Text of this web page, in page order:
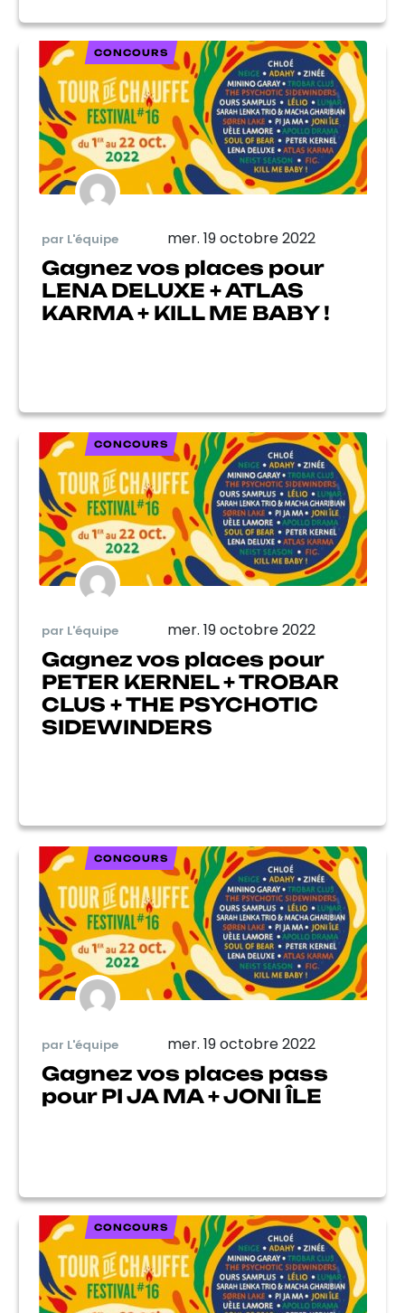
CONCOURS
par L'équipe mer. 19 octobre 2022
Gagnez vos places pour
LENA DELUXE + ATLAS
KARMA + KILL ME BABY !
CONCOURS
par L'équipe mer. 19 octobre 2022
Gagnez vos places pour
PETER KERNEL + TROBAR
CLUS + THE PSYCHOTIC
SIDEWINDERS
CONCOURS
par L'équipe mer. 19 octobre 2022
Gagnez vos places pass
pour PI JA MA + JONI ÎLE
CONCOURS